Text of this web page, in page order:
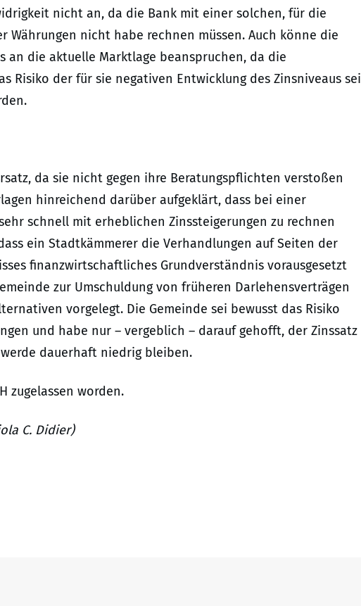
nicht an, da die Bank mit einer solchen, für die
Währungen nicht habe rechnen müssen. Auch könne die
an die aktuelle Marktlage beanspruchen, da die
Risiko der für sie negativen Entwicklung des Zinsniveaus sei
da sie nicht gegen ihre Beratungspflichten verstoßen
hinreichend darüber aufgeklärt, dass bei einer
schnell mit erheblichen Zinssteigerungen zu rechnen
ein Stadtkämmerer die Verhandlungen auf Seiten der
finanzwirtschaftliches Grundverständnis vorausgesetzt
zur Umschuldung von früheren Darlehensverträgen
vorgelegt. Die Gemeinde sei bewusst das Risiko
und habe nur – vergeblich – darauf gehofft, der Zinssatz
dauerhaft niedrig bleiben.
zugelassen worden.
C. Didier)